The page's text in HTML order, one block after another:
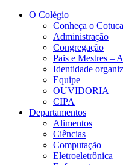
Conteúdo principal
O Colégio
Conheça o Cotuca
Administração
Congregação
Pais e Mestres –
Identidade
Equipe
OUVIDORIA
CIPA
Departamentos
Alimentos
Ciências
Computação
Eletroeletrônica